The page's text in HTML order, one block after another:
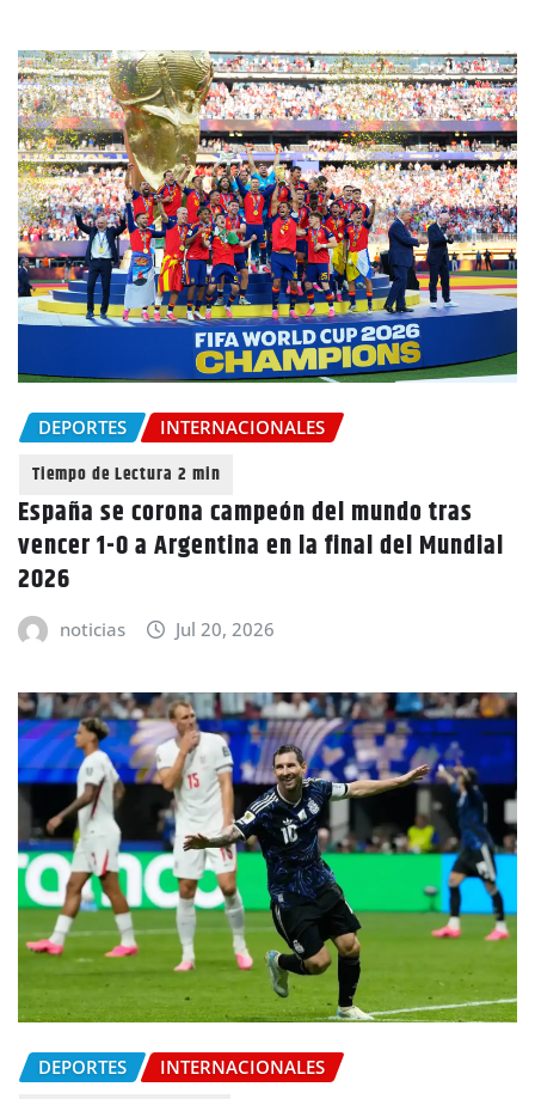
DEPORTES INTERNACIONALES
España se corona campeón del mundo tras
vencer 1-0 a Argentina en la final del Mundial
2026
noticias Jul 20, 2026
DEPORTES INTERNACIONALES